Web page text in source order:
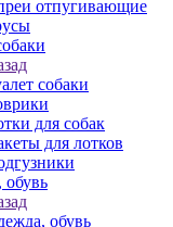
отпугивающие
собаки
для собак
для лотков
обувь